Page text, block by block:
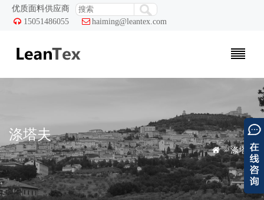
优质面料供应商
 15051486055  haiming@leantex.com
涤塔夫
 »涤塔夫